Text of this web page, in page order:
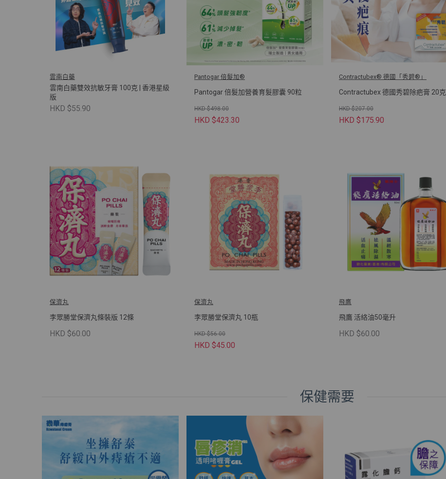
雲南白藥
雲南白藥雙效抗敏牙膏 100克 | 香港星級
版
HKD $55.90
Pantogar 倍髮加®
Pantogar 倍髮加營養育髮膠囊 90粒
HKD $498.00
HKD $423.30
Contractubex® 德國「秀碧®」
Contractubex 德國秀碧除疤膏 20克
HKD $207.00
HKD $175.90
保濟丸
李眾勝堂保濟丸條裝版 12條
HKD $60.00
保濟丸
李眾勝堂保濟丸 10瓶
HKD $56.00
HKD $45.00
飛鷹
飛鷹 活絡油50毫升
HKD $60.00
保健需要